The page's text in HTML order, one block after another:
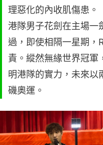
理惡化的內收肌傷患。
港隊男子花劍在主場一
過，即使相隔一星期，
責。縱然無緣世界冠軍
明港隊的實力，未來以
磯奧運。